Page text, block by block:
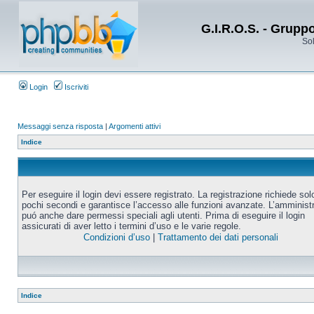
G.I.R.O.S. -
Login Iscriviti
Messaggi senza risposta | Argomenti attivi
Indice
Per eseguire il login devi essere registrato. La registrazione richiede
pochi secondi e garantisce l’accesso alle funzioni avanzate.
puó anche dare permessi speciali agli utenti. Prima di eseguire il login
assicurati di aver letto i termini d’uso e le varie regole.
Condizioni d’uso| Trattamento dei dati personali
Indice